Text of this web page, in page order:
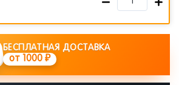
БЕСПЛАТНАЯ ДОСТАВКА
от 1000 ₽